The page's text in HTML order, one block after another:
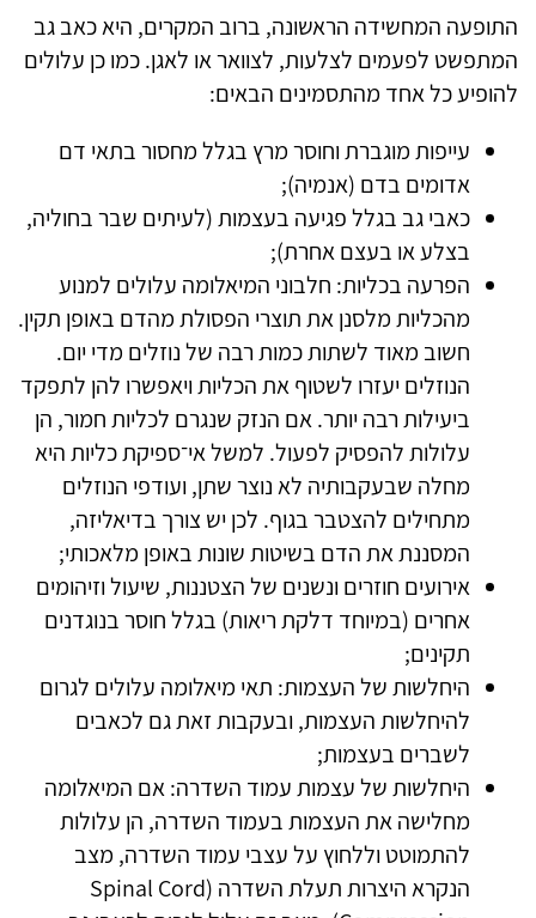
התופעה המחשידה הראשונה, ברוב המקרים, היא כאב גב
המתפשט לפעמים לצלעות, לצוואר או לאגן. כמו כן עלולים
להופיע כל אחד מהתסמינים הבאים:
עייפות מוגברת וחוסר מרץ בגלל מחסור בתאי דם
אדומים בדם (אנמיה);
כאבי גב בגלל פגיעה בעצמות (לעיתים שבר בחוליה,
בצלע או בעצם אחרת);
הפרעה בכליות: חלבוני המיאלומה עלולים למנוע
מהכליות מלסנן את תוצרי הפסולת מהדם באופן תקין.
חשוב מאוד לשתות כמות רבה של נוזלים מדי יום.
הנוזלים יעזרו לשטוף את הכליות ויאפשרו להן לתפקד
ביעילות רבה יותר. אם הנזק שנגרם לכליות חמור, הן
עלולות להפסיק לפעול. למשל אי־ספיקת כליות היא
מחלה שבעקבותיה לא נוצר שתן, ועודפי הנוזלים
מתחילים להצטבר בגוף. לכן יש צורך בדיאליזה,
המסננת את הדם בשיטות שונות באופן מלאכותי;
אירועים חוזרים ונשנים של הצטננות, שיעול וזיהומים
אחרים (במיוחד דלקת ריאות) בגלל חוסר בנוגדנים
תקינים;
היחלשות של העצמות: תאי מיאלומה עלולים לגרום
להיחלשות העצמות, ובעקבות זאת גם לכאבים
לשברים בעצמות;
היחלשות של עצמות עמוד השדרה: אם המיאלומה
מחלישה את העצמות בעמוד השדרה, הן עלולות
להתמוטט וללחוץ על עצבי עמוד השדרה, מצב
הנקרא היצרות תעלת השדרה (Spinal Cord